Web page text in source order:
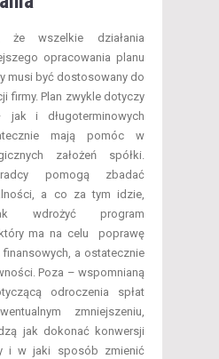
że wszelkie działania
opracowania planu
musi być dostosowany do
firmy. Plan zwykle dotyczy
i długoterminowych
mają pomóc w
założeń spółki.
pomogą zbadać
a co za tym idzie,
wdrożyć program
ma na celu poprawę
a ostatecznie
Poza – wspomnianą
odroczenia spłat
zmniejszeniu,
jak dokonać konwersji
i w jaki sposób zmienić